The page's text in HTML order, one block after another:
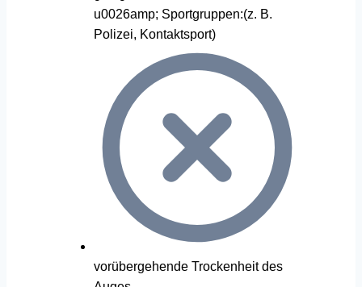
u0026amp; Sportgruppen:(z. B.
Polizei, Kontaktsport)
vorübergehende Trockenheit des